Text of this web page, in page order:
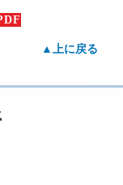
▲上に戻る